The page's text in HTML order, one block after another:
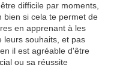
difficile par moments,
bien si cela te permet de
en apprenant à les
leurs souhaits, et pas
il est agréable d'être
ou sa réussite